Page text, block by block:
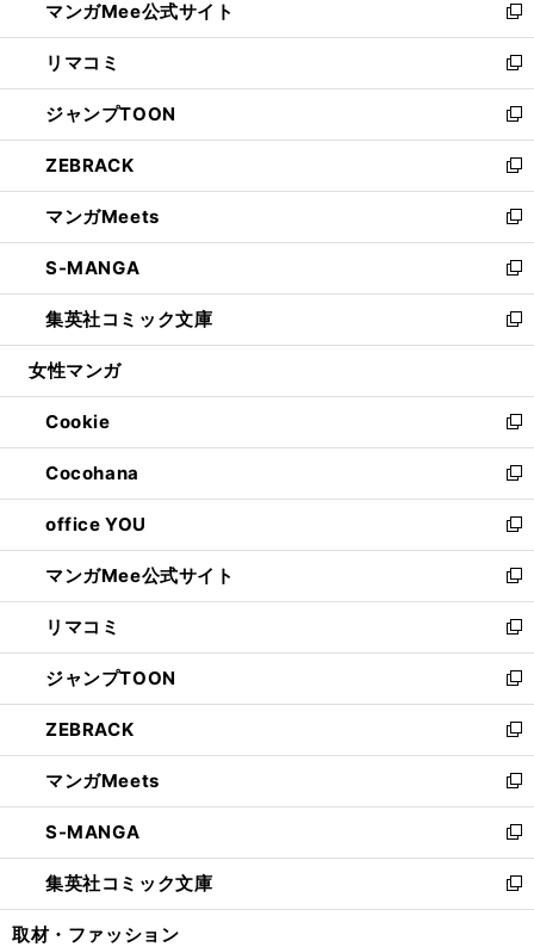
く
ド
ウ
で
開
く
ィ
ン
ド
ウ
で
開
く
い
ウ
ィ
ン
ド
ウ
で
開
く
マンガMee公式サイト
新
し
い
ウ
ィ
ン
ド
ウ
で
開
く
リマコミ
新
し
い
ウ
ィ
ン
ド
ウ
で
開
く
ジャンプTOON
新
し
い
ウ
ィ
ン
ド
ウ
で
開
ZEBRACK
新
し
い
ウ
ィ
ン
ド
ウ
開
く
マンガMeets
新
し
い
ウ
ィ
ン
ウ
で
開
く
S-MANGA
新
し
い
ウ
ン
ド
ウ
で
開
く
集英社コミック文庫
新
し
ウ
ィ
ン
ド
ウ
で
開
く
女性マンガ
Cookie
新
し
い
ウ
ィ
ン
ド
ウ
で
開
く
Cocohana
新
し
い
ウ
ィ
ン
ド
ウ
で
開
く
office YOU
新
し
い
ウ
ィ
ン
ド
ウ
で
開
く
マンガMee公式サイト
新
し
い
ウ
ィ
ン
ド
ウ
で
開
く
リマコミ
新
し
い
ウ
ィ
ン
ド
ウ
で
開
く
ジャンプTOON
新
し
い
ウ
ィ
ン
ド
ウ
で
開
ZEBRACK
新
し
い
ウ
ィ
ン
ド
ウ
マンガMeets
新
し
い
ウ
ィ
ン
S-MANGA
新
し
い
ウ
集英社コミック文庫
新
し
取材・ファッション